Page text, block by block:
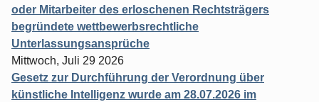
oder Mitarbeiter des erloschenen Rechtsträgers
begründete wettbewerbsrechtliche
Unterlassungsansprüche
Mittwoch, Juli 29 2026
Gesetz zur Durchführung der Verordnung über
künstliche Intelligenz wurde am 28.07.2026 im